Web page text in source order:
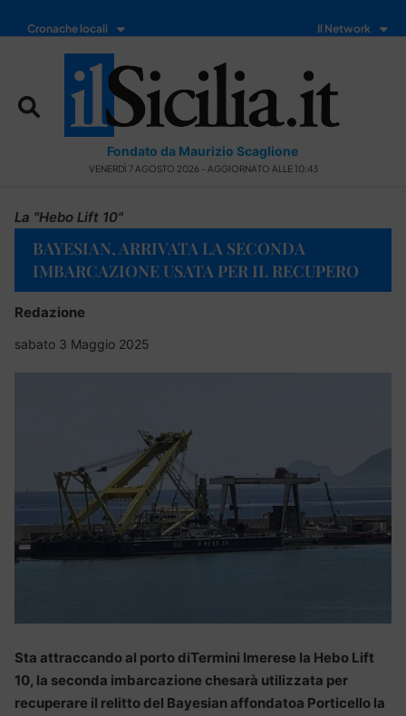
Cronache locali Il Network
Fondato da Maurizio Scaglione
VENERDÌ 7 AGOSTO 2026 - AGGIORNATO ALLE 10:43
La "Hebo Lift 10"
BAYESIAN, ARRIVATA LA SECONDA
IMBARCAZIONE USATA PER IL RECUPERO
Redazione
sabato 3 Maggio 2025
Sta attraccando al porto diTermini Imerese la Hebo Lift
10, la seconda imbarcazione chesarà utilizzata per
recuperare il relitto del Bayesian affondatoa Porticello la